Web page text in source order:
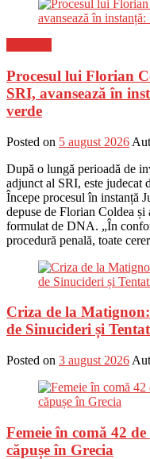
Procesul lui Florian
SRI, avansează în
verde
Posted on 5 august 2026
După o lungă perioadă de
adjunct al SRI, este judecat
Începe procesul în instanță
depuse de Florian Coldea
formulat de DNA. „În
procedură penală, toate
Criza de la
de Sinucideri și
Posted on 3 august 2026
Femeie în comă 42
căpușe în Grecia